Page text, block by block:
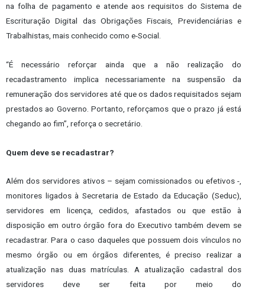
na folha de pagamento e atende aos requisitos do Sistema de
Escrituração Digital das Obrigações Fiscais, Previdenciárias e
Trabalhistas, mais conhecido como e-Social.
“É necessário reforçar ainda que a não realização do
recadastramento implica necessariamente na suspensão da
remuneração dos servidores até que os dados requisitados sejam
prestados ao Governo. Portanto, reforçamos que o prazo já está
chegando ao fim”, reforça o secretário.
Quem deve se recadastrar?
Além dos servidores ativos – sejam comissionados ou efetivos -,
monitores ligados à Secretaria de Estado da Educação (Seduc),
servidores em licença, cedidos, afastados ou que estão à
disposição em outro órgão fora do Executivo também devem se
recadastrar. Para o caso daqueles que possuem dois vínculos no
mesmo órgão ou em órgãos diferentes, é preciso realizar a
atualização nas duas matrículas. A atualização cadastral dos
servidores deve ser feita por meio do